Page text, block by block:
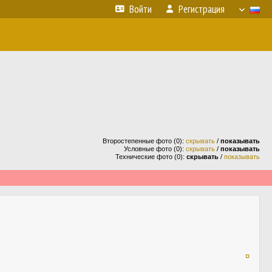
Войти Регистрация
Второстепенные фото (0): скрывать / показывать
Условные фото (0): скрывать / показывать
Технические фото (0): скрывать / показывать
¤